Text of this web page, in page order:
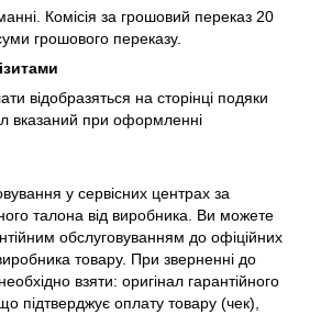
Комісія за грошовий переказ 20
грошового переказу.
відобразяться на сторінці подяки
вказаний при оформленні
у сервісних центрах за
талона від виробника. Ви можете
обслуговуванням до офіційних
товару. При зверненні до
взяти: оригінал гарантійного
підтверджує оплату товару (чек),